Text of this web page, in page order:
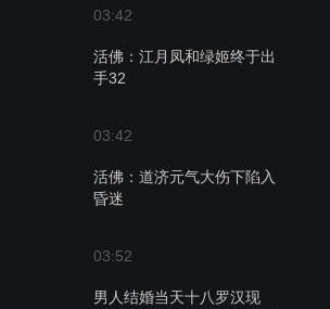
03:42
活佛：江月凤和绿姬终于出
手32
03:42
活佛：道济元气大伤下陷入
昏迷
03:52
男人结婚当天十八罗汉现